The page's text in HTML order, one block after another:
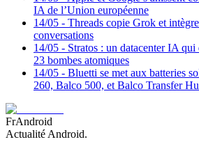
IA de l’Union européenne
14/05 - Threads copie Grok et
conversations
14/05 - Stratos : un datacenter IA qui
23 bombes atomiques
14/05 - Bluetti se met aux batteries
260, Balco 500, et Balco Transfer
FrAndroid
Actualité Android.